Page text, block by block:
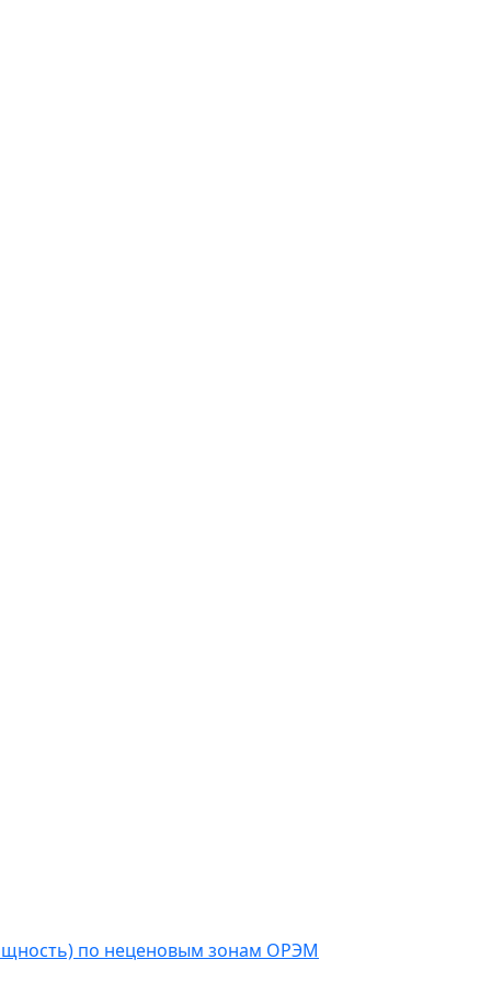
по неценовым зонам ОРЭМ